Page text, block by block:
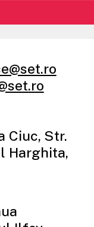
Ciuc, Str.
Harghita,